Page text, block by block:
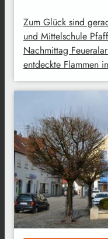
Zum Glück sind
und Mittelschule
Nachmittag
entdeckte Flammen